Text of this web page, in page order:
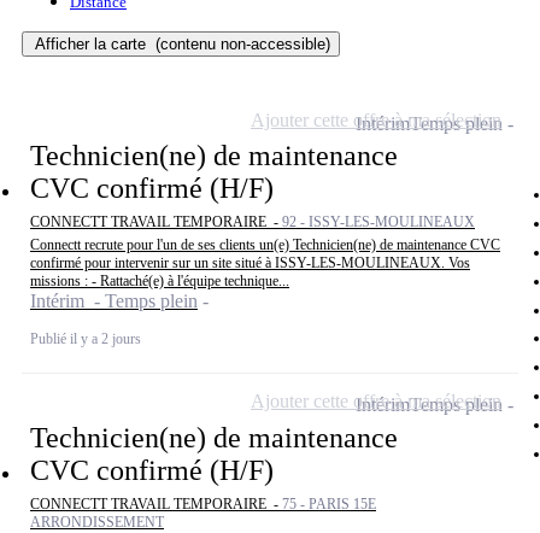
Afficher la carte (contenu non-accessible)
Technicien(ne) de maintenance
CVC confirmé (H/F)
CONNECTT TRAVAIL TEMPORAIRE - 92 - ISSY-LES-MOULINEAUX
Connectt recrute pour l'un de ses clients un(e) Technicien(ne) de maintenance CVC
confirmé pour intervenir sur un site situé à ISSY-LES-MOULINEAUX. Vos
missions : - Rattaché(e) à l'équipe technique...
Intérim - Temps plein
Publié il y a 2 jours
IntérimTemps plein
Ajouter cette offre à ma sélection
Technicien(ne) de maintenance
CVC confirmé (H/F)
CONNECTT TRAVAIL TEMPORAIRE - 75 - PARIS 15E
ARRONDISSEMENT
IntérimTemps plein
Ajouter cette offre à ma sélection